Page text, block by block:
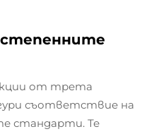
от трета
съответствие на
стандарти. Те